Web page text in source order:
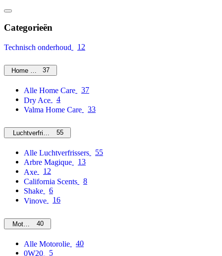
Categorieën
Technisch onderhoud 12
Home Care37
Alle Home Care
37
Dry Ace
4
Valma Home Care
33
Luchtverfrissers55
Alle Luchtverfrissers
55
Arbre Magique
13
Axe
12
California Scents
8
Shake
6
Vinove
16
Motorolie40
Alle Motorolie
40
0W20
5